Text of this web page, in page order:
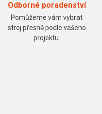
Odborné poradenství
Pomůžeme vám vybrat
stroj přesně podle vašeho
projektu.